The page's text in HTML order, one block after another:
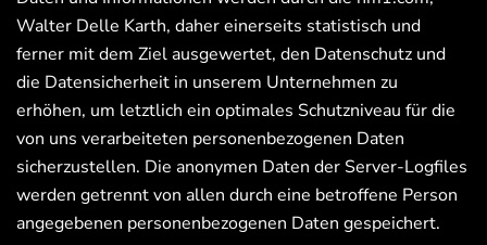
Walter Delle Karth, daher einerseits statistisch und
ferner mit dem Ziel ausgewertet, den Datenschutz und
die Datensicherheit in unserem Unternehmen zu
erhöhen, um letztlich ein optimales Schutzniveau für die
von uns verarbeiteten personenbezogenen Daten
sicherzustellen. Die anonymen Daten der Server-Logfiles
werden getrennt von allen durch eine betroffene Person
angegebenen personenbezogenen Daten gespeichert.